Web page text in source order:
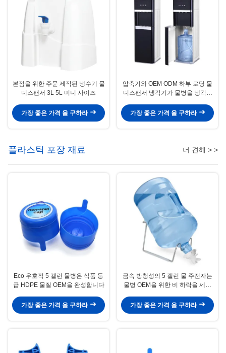
본점을 위한 주문 제작된 냉수기 물
디스팬서 3L 5L 미니 사이즈
가장 좋은 가격 을 구하라
압축기와 OEM ODM 하부 로딩 물
디스팬서 냉각기가 물병을 냉각시
가장 좋은 가격 을 구하라
플라스틱 포장 재료 더 견해 > >
Eco 우호적 5 갤런 물병은 식품 등
급 HDPE 물질 OEM을 완성합니다
가장 좋은 가격 을 구하라
금속 방청성의 5 갤런 물 주전자는
물병 OEM을 위한 비 하락을 세웁
가장 좋은 가격 을 구하라